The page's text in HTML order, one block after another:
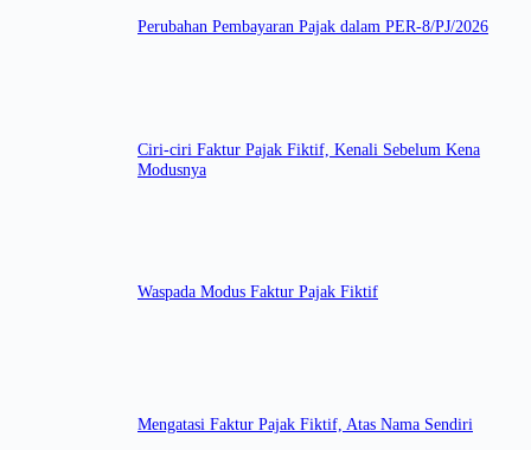
Perubahan Pembayaran Pajak dalam PER-8/PJ/2026
Ciri-ciri Faktur Pajak Fiktif, Kenali Sebelum Kena
Modusnya
Waspada Modus Faktur Pajak Fiktif
Mengatasi Faktur Pajak Fiktif, Atas Nama Sendiri